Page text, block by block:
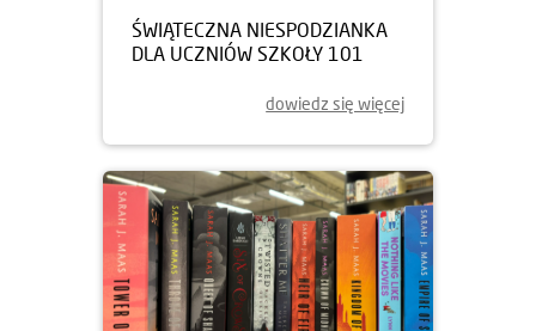
ŚWIĄTECZNA NIESPODZIANKA
DLA UCZNIÓW SZKOŁY 101
dowiedz się więcej